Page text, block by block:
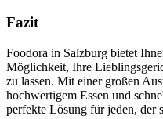
Fazit
Foodora in Salzburg bietet
Möglichkeit, Ihre
zu lassen. Mit einer großen
hochwertigem Essen und
perfekte Lösung für jeden, der